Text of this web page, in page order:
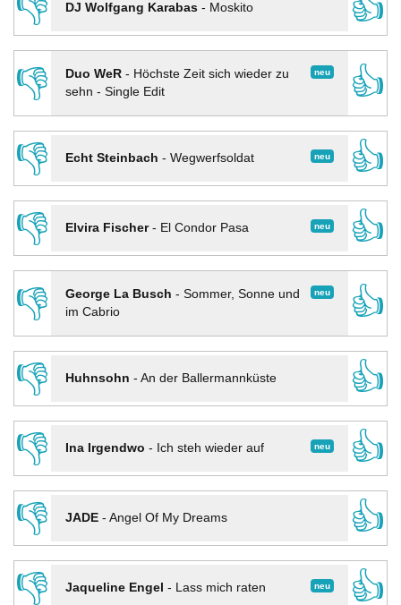
👎 DJ Wolfgang Karabas- Moskito
👍
👎
neu
Duo WeR- Höchste Zeit sich wieder zu
sehn - Single Edit
👍
👎
neu
Echt Steinbach - Wegwerfsoldat
👍
👎
neu
Elvira Fischer- El Condor Pasa
👍
👎
neu
George La Busch - Sommer, Sonne und
im Cabrio
👍
👎
Huhnsohn - An der Ballermannküste
👍
👎
neu
Ina Irgendwo - Ich steh wieder auf
👍
👎
JADE- Angel Of My Dreams
👍
👎
neu
Jaqueline Engel - Lass mich raten
👍